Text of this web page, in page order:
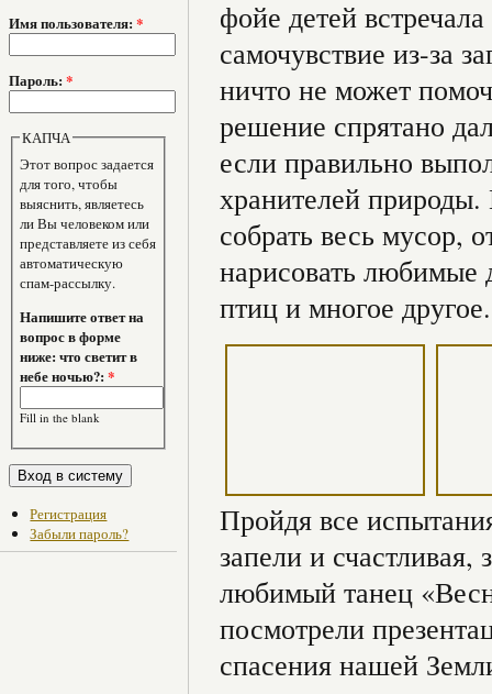
Имя пользователя: *
Пароль: *
КАПЧА
Этот вопрос задается
для того, чтобы
выяснить, являетесь
ли Вы человеком или
представляете из себя
автоматическую
спам-рассылку.
Напишите ответ на
вопрос в форме
ниже: что светит в
небе ночью?:*
Fill in the blank
Регистрация
Забыли пароль?
фойе детей
самочувствие из-за
ничто не может
решение спрятано
если правильно
хранителей
собрать весь мусор,
нарисовать любимые
птиц и многое другое.
Пройдя все
запели и счастливая,
любимый танец
посмотрели
спасения нашей